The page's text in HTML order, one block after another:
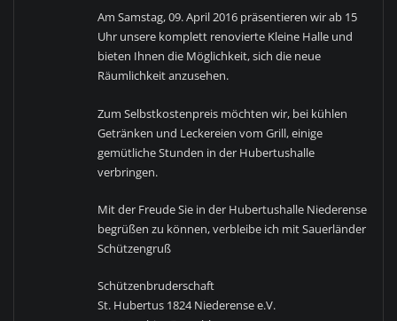
Am Samstag, 09. April 2016 präsentieren wir ab 15
Uhr unsere komplett renovierte Kleine Halle und
bieten Ihnen die Möglichkeit, sich die neue
Räumlichkeit anzusehen.
Zum Selbstkostenpreis möchten wir, bei kühlen
Getränken und Leckereien vom Grill, einige
gemütliche Stunden in der Hubertushalle
verbringen.
Mit der Freude Sie in der Hubertushalle Niederense
begrüßen zu können, verbleibe ich mit Sauerländer
Schützengruß
Schützenbruderschaft
St. Hubertus 1824 Niederense e.V.